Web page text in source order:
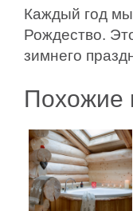
Каждый год мы
Рождество.
зимнего
Похожие